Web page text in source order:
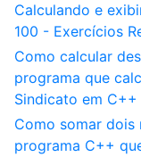
Calculando e
100 - Exercícios
Como calcular
programa que
Sindicato em
Como somar dois
programa C++